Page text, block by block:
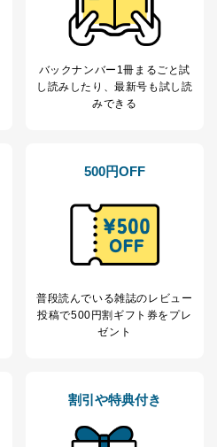
バックナンバー1冊まるごと試
し読み したり、最新号も試し読
みできる
500円OFF
普段読んでいる雑誌のレビュー
投稿で500円割ギフト券をプレ
ゼント
割引や特典付き